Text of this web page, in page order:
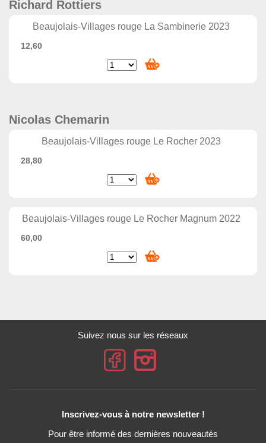
Richard Rottiers
Beaujolais-Villages rouge La Sambinerie 2023
12,60
Nicolas Chemarin
Beaujolais-Villages rouge Le Rocher 2023
28,80
Beaujolais-Villages rouge Le Rocher Magnum 2022
60,00
Suivez nous sur les réseaux
Inscrivez-vous à notre newsletter !
Pour être informé des dernières nouveautés